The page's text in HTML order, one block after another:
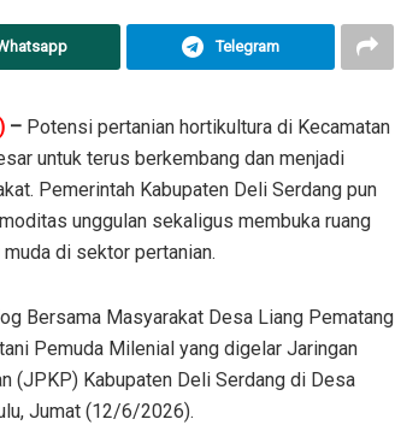
Telegram
– Potensi pertanian hortikultura di Kecamatan
untuk terus berkembang dan menjadi
Pemerintah Kabupaten Deli Serdang pun
unggulan sekaligus membuka ruang
di sektor pertanian.
Bersama Masyarakat Desa Liang Pematang
Pemuda Milenial yang digelar Jaringan
(JPKP) Kabupaten Deli Serdang di Desa
Jumat (12/6/2026).